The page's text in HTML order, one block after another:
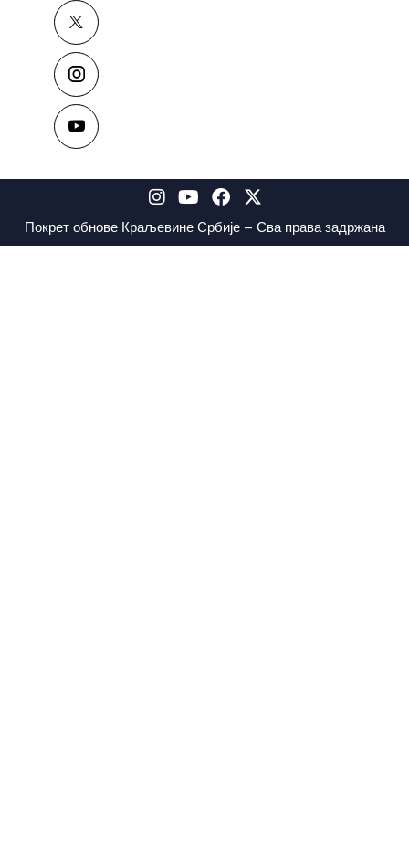
Покрет обнове Краљевине Србије – Сва права задржана